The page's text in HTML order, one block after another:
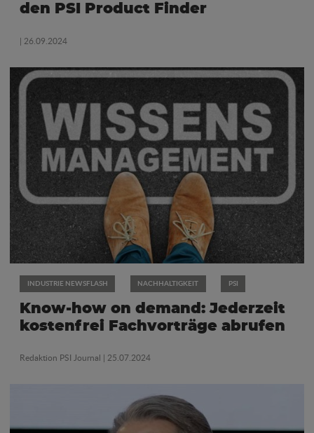
den PSI Product Finder
| 26.09.2024
INDUSTRIE NEWSFLASH NACHHALTIGKEIT PSI
Know-how on demand: Jederzeit
kostenfrei Fachvorträge abrufen
Redaktion PSI Journal | 25.07.2024